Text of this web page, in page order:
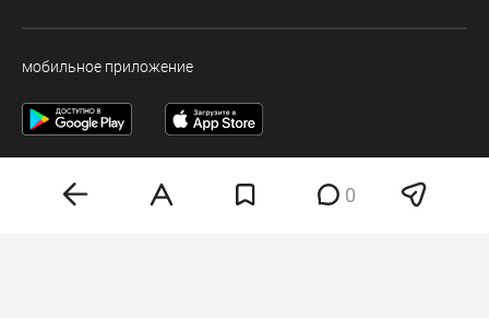
0
мобильное приложение
Деловая электронная газета «Бизнес Online» (на связи).